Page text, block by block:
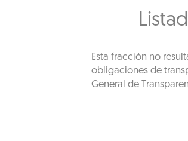
Esta fracción no
obligaciones de
General de